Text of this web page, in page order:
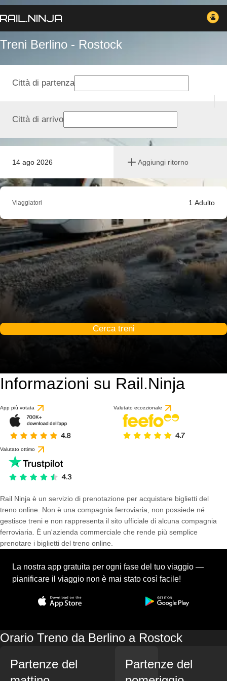
Treni Berlino - Rostock
14 ago 2026 Aggiungi ritorno
Città di partenza
Città di arrivo
Viaggiatori 1 Adulto
Cerca treni
Informazioni su Rail.Ninja
App più votata Valutato eccezionale
Valutato ottimo
Rail Ninja è un servizio di prenotazione per acquistare biglietti del
treno online. Non è una compagnia ferroviaria, non possiede né
gestisce treni e non rappresenta il sito ufficiale di alcuna compagnia
ferroviaria. È un'azienda commerciale che rende più semplice
prenotare i biglietti del treno online.
La nostra app gratuita per ogni fase del tuo viaggio —
pianificare il viaggio non è mai stato così facile!
Orario Treno da Berlino a Rostock
Partenze del
Partenze del